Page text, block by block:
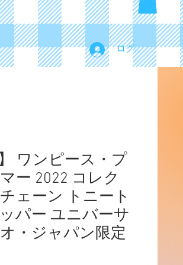
ログイン
ワンピース・プ
ー 2022 コレク
ェーン トニート
パー ユニバーサ
・ジャパン限定